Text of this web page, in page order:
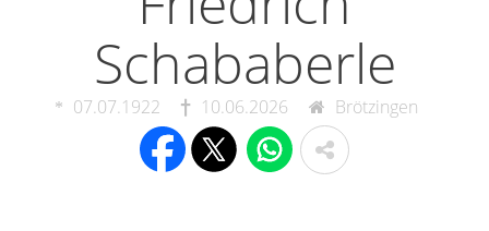
Schababerle
07.07.1922 10.06.2026 Brötzingen